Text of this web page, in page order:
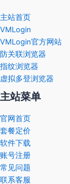
主站首页
VMLogin
VMLogin官方网站
防关联浏览器
指纹浏览器
虚拟多登浏览器
主站菜单
官网首页
套餐定价
软件下载
账号注册
常见问题
联系客服